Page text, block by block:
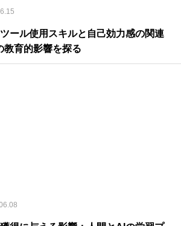
ール使用スキルと自己効力感の関連
教育的影響を探る